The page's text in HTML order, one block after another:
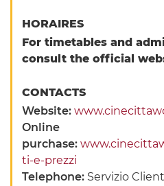
HORAIRES
For timetables and
consult the official
CONTACTS
Website:
Online
purchase:
ti-e-prezzi
Telephone: Servizio